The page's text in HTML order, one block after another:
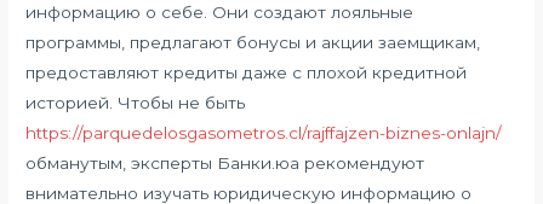
информацию о себе. Они создают лояльные
программы, предлагают бонусы и акции заемщикам,
предоставляют кредиты даже с плохой кредитной
историей. Чтобы не быть
https://parquedelosgasometros.cl/rajffajzen-biznes-onlajn/
обманутым, эксперты Банки.юа рекомендуют
внимательно изучать юридическую информацию о